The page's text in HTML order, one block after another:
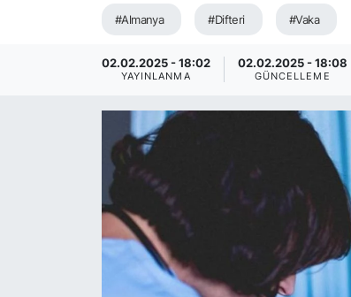
#Almanya #Difteri #Vaka
02.02.2025 - 18:02
YAYINLANMA
02.02.2025 - 18:08
GÜNCELLEME
DEUTSCH
EKONOMİ
Son Dakika Haberleri
Haber Arşivi